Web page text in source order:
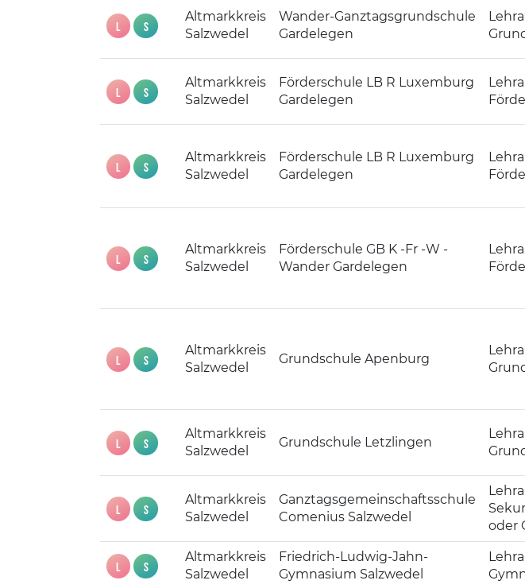
L S
Altmarkkreis
Salzwedel
Wander-Ganztagsgrundschule
Gardelegen
L S
Altmarkkreis
Salzwedel
Förderschule LB R Luxemburg
Gardelegen
L S
Altmarkkreis
Salzwedel
Förderschule LB R Luxemburg
Gardelegen
L S
Altmarkkreis
Salzwedel
Förderschule GB K -Fr -W -
Wander Gardelegen
L S
Altmarkkreis
Salzwedel
Grundschule Apenburg
L S
Altmarkkreis
Salzwedel
Grundschule Letzlingen
L S
Altmarkkreis
Salzwedel
Ganztagsgemeinschaftsschule
Comenius Salzwedel
oder
L S
Altmarkkreis
Salzwedel
Friedrich-Ludwig-Jahn-
Gymnasium Salzwedel